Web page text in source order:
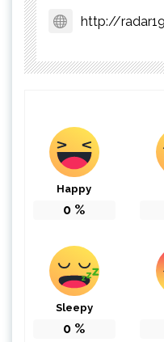
http://
Happy
0 %
Sleepy
0 %